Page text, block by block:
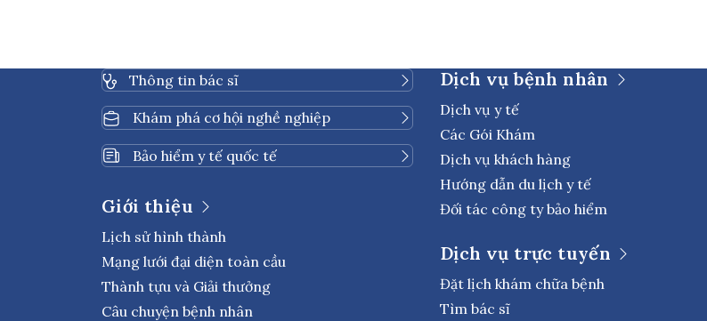
Thông tin bác sĩ
Khám phá cơ hội nghề nghiệp
Bảo hiểm y tế quốc tế
Giới thiệu
Lịch sử hình thành
Mạng lưới đại diện toàn cầu
Thành tựu và Giải thưởng
Câu chuyện bệnh nhân
Dịch vụ bệnh nhân
Dịch vụ y tế
Các Gói Khám
Dịch vụ khách hàng
Hướng dẫn du lịch y tế
Đối tác công ty bảo hiểm
Dịch vụ trực tuyến
Đặt lịch khám chữa bệnh
Tìm bác sĩ